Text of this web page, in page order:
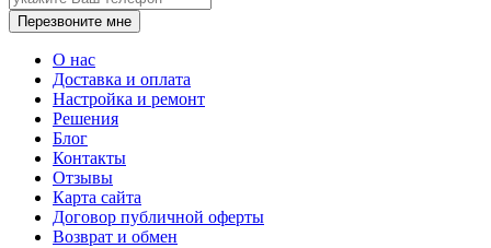
Перезвоните мне
О нас
Доставка и оплата
Настройка и ремонт
Решения
Блог
Контакты
Отзывы
Карта сайта
Договор публичной оферты
Возврат и обмен